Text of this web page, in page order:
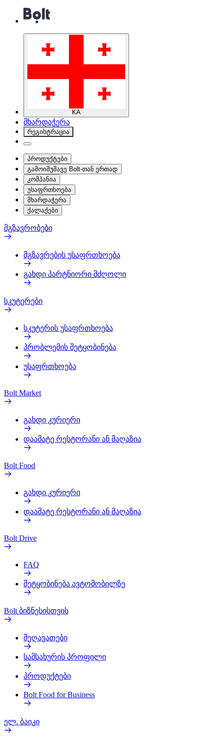
KA
მხარდაჭერა
რეგისტრაცია
პროდუქტები
გამოიმუშავე Bolt-თან ერთად
კომპანია
უსაფრთხოება
მხარდაჭერა
ქალაქები
მგზავრობები
მგზავრების უსაფრთხოება
გახდი პარტნიორი მძღოლი
სკუტერები
სკუტერის უსაფრთხოება
პრობლემის შეტყობინება
უსაფრთხოება
Bolt Market
გახდი კურიერი
დაამატე რესტორანი ან მაღაზია
Bolt Food
გახდი კურიერი
დაამატე რესტორანი ან მაღაზია
Bolt Drive
FAQ
შეტყობინება ავტომობილზე
Bolt ბიზნესისთვის
შეღავათები
სამსახურის პროფილი
პროდუქტები
Bolt Food for Business
ელ. ბაიკი